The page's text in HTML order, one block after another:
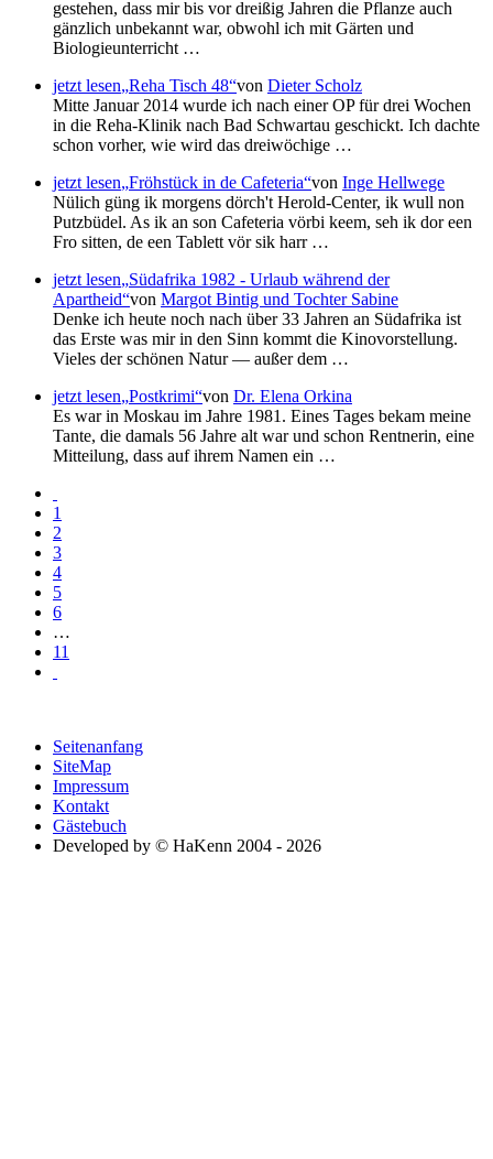
gestehen, dass mir bis vor dreißig Jahren die Pflanze auch
gänzlich unbekannt war, obwohl ich mit Gärten und
Biologieunterricht …
jetzt lesen Reha Tisch 48 von Dieter Scholz
Mitte Januar 2014 wurde ich nach einer OP für drei Wochen
in die Reha-Klinik nach Bad Schwartau geschickt. Ich dachte
schon vorher, wie wird das dreiwöchige …
jetzt lesen Fröhstück in de Cafeteria von Inge Hellwege
Nülich güng ik morgens dörch't Herold-Center, ik wull non
Putzbüdel. As ik an son Cafeteria vörbi keem, seh ik dor een
Fro sitten, de een Tablett vör sik harr …
jetzt lesen Südafrika 1982 - Urlaub während der
Apartheid von Margot Bintig und Tochter Sabine
Denke ich heute noch nach über 33 Jahren an Südafrika ist
das Erste was mir in den Sinn kommt die Kinovorstellung.
Vieles der schönen Natur — außer dem …
jetzt lesen Postkrimi von Dr. Elena Orkina
Es war in Moskau im Jahre 1981. Eines Tages bekam meine
Tante, die damals 56 Jahre alt war und schon Rentnerin, eine
Mitteilung, dass auf ihrem Namen ein …
1
2
3
4
5
6
…
11
Seitenanfang
SiteMap
Impressum
Kontakt
Gästebuch
Developed by © HaKenn 2004 - 2026